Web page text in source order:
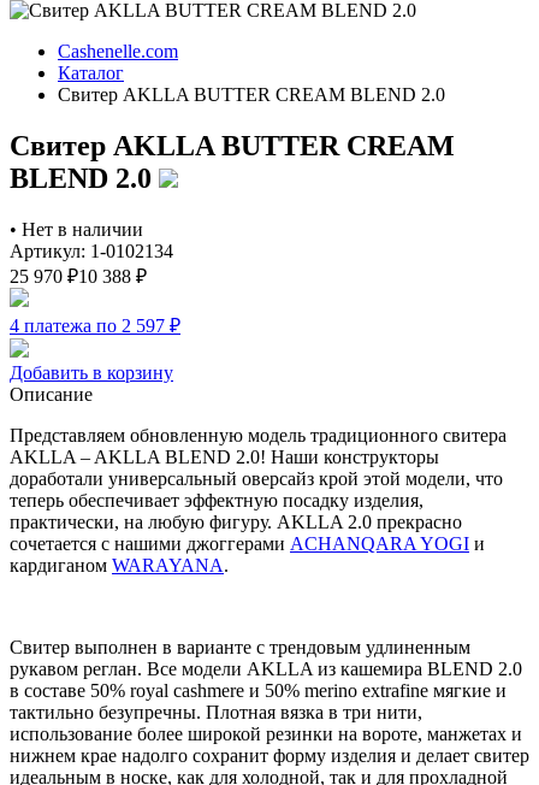
Cashenelle.com
Каталог
Свитер AKLLA BUTTER CREAM BLEND 2.0
Свитер AKLLA BUTTER CREAM
BLEND 2.0
• Нет в наличии
Артикул: 1-0102134
25 970 ₽10 388 ₽
4 платежа по 2 597 ₽
Добавить в корзину
Описание
Представляем обновленную модель традиционного свитера
AKLLA – AKLLA BLEND 2.0! Наши конструкторы
доработали универсальный оверсайз крой этой модели, что
теперь обеспечивает эффектную посадку изделия,
практически, на любую фигуру. AKLLA 2.0 прекрасно
сочетается с нашими джоггерами ACHANQARA YOGI и
кардиганом WARAYANA.
Свитер выполнен в варианте с трендовым удлиненным
рукавом реглан. Все модели AKLLA из кашемира BLEND 2.0
в составе 50% royal cashmere и 50% merino extrafine мягкие и
тактильно безупречны. Плотная вязка в три нити,
использование более широкой резинки на вороте, манжетах и
нижнем крае надолго сохранит форму изделия и делает свитер
идеальным в носке, как для холодной, так и для прохладной